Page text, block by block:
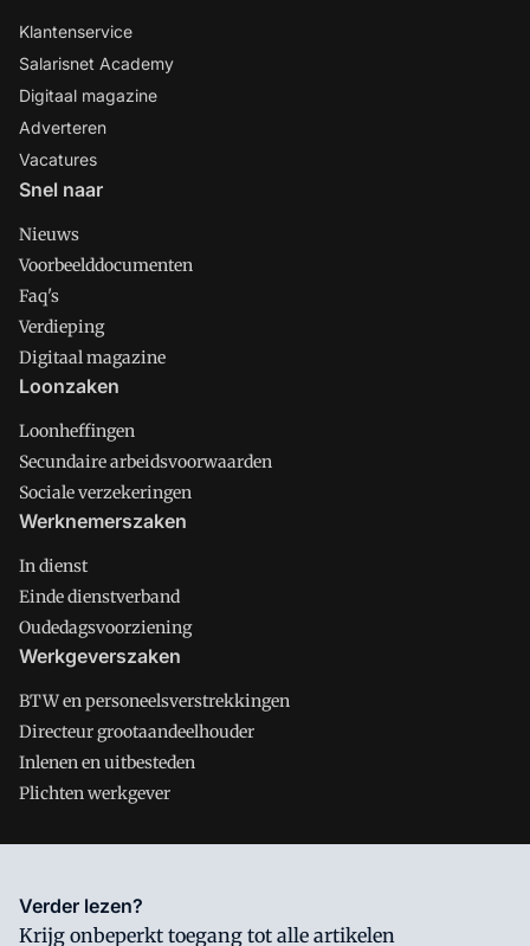
Klantenservice
Salarisnet Academy
Digitaal magazine
Adverteren
Vacatures
Snel naar
Nieuws
Voorbeelddocumenten
Faq's
Verdieping
Digitaal magazine
Loonzaken
Loonheffingen
Secundaire arbeidsvoorwaarden
Sociale verzekeringen
Werknemerszaken
In dienst
Einde dienstverband
Oudedagsvoorziening
Werkgeverszaken
BTW en personeelsverstrekkingen
Directeur grootaandeelhouder
Inlenen en uitbesteden
Plichten werkgever
Salarisnet is onderdeel van VMN media. Lees in
waar VMN media voor staat. Op gebruik van deze site zijn de
Verder lezen?
Krijg onbeperkt toegang tot alle artikelen